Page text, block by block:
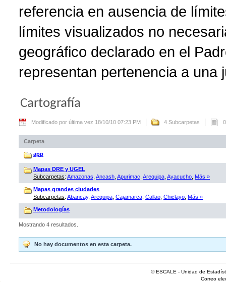
referencia en ausencia de
límites visualizados no
geográfico declarado en el
representan pertenencia a una
Cartografía
Modificado por última vez 18/10/10 07:23 PM 4 Subcarpetas
Carpeta
app
Mapas DRE y UGEL
Subcarpetas: Amazonas Ancash Apurimac Arequipa Ayacucho Más »
Mapas grandes ciudades
Subcarpetas: Abancay, Arequipa Cajamarca Callao Chiclayo Más »
Metodologías
Mostrando 4 resultados.
No hay documentos en esta carpeta.
© ESCALE - Unidad de
Correo